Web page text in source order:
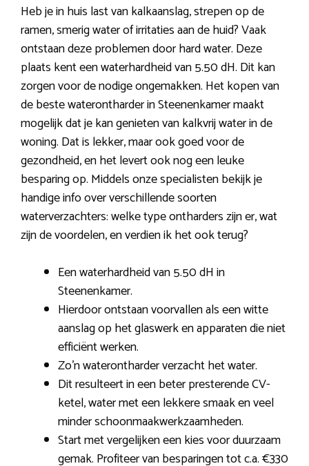
Heb je in huis last van kalkaanslag, strepen op de
ramen, smerig water of irritaties aan de huid? Vaak
ontstaan deze problemen door hard water. Deze
plaats kent een waterhardheid van 5.50 dH. Dit kan
zorgen voor de nodige ongemakken. Het kopen van
de beste waterontharder in Steenenkamer maakt
mogelijk dat je kan genieten van kalkvrij water in de
woning. Dat is lekker, maar ook goed voor de
gezondheid, en het levert ook nog een leuke
besparing op. Middels onze specialisten bekijk je
handige info over verschillende soorten
waterverzachters: welke type ontharders zijn er, wat
zijn de voordelen, en verdien ik het ook terug?
Een waterhardheid van 5.50 dH in
Steenenkamer.
Hierdoor ontstaan voorvallen als een witte
aanslag op het glaswerk en apparaten die niet
efficiënt werken.
Zo’n waterontharder verzacht het water.
Dit resulteert in een beter presterende CV-
ketel, water met een lekkere smaak en veel
minder schoonmaakwerkzaamheden.
Start met vergelijken een kies voor duurzaam
gemak. Profiteer van besparingen tot c.a. €330